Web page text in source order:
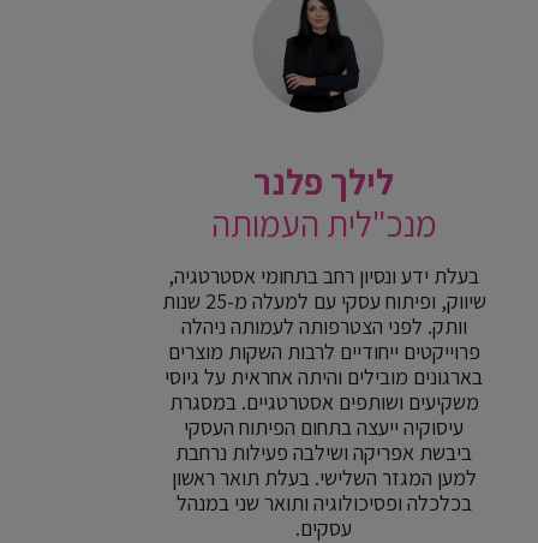
לילך פלנר
מנכ"לית העמותה
בעלת ידע ונסיון רחב בתחומי אסטרטגיה,
שיווק, ופיתוח עסקי עם למעלה מ-25 שנות
וותק. לפני הצטרפותה לעמותה ניהלה
פרוייקטים ייחודיים לרבות השקות מוצרים
בארגונים מובילים והיתה אחראית על גיוסי
משקיעים ושותפים אסטרטגיים. במסגרת
עיסוקיה ייעצה בתחום הפיתוח העסקי
ביבשת אפריקה ושילבה פעילות נרחבת
למען המגזר השלישי. בעלת תואר ראשון
בכלכלה ופסיכולוגיה ותואר שני במנהל
עסקים.